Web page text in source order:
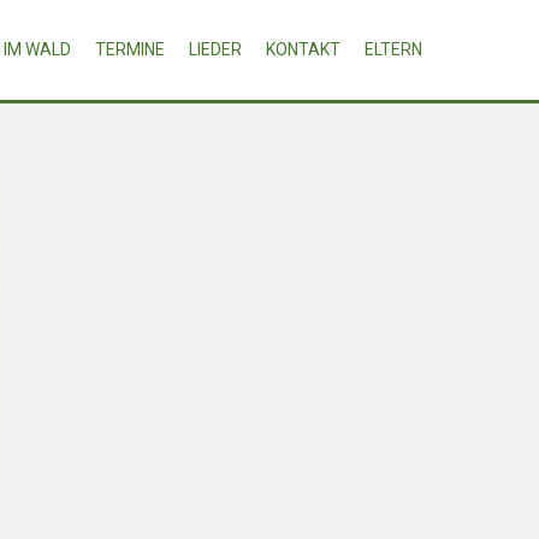
IM WALD TERMINE LIEDER KONTAKT ELTERN